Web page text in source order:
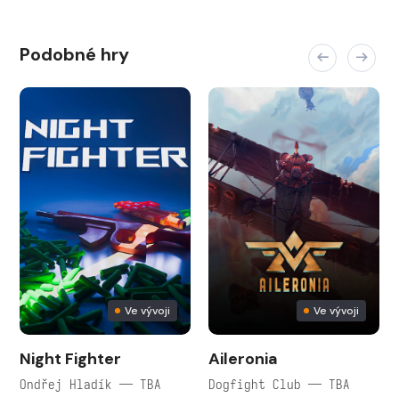
Podobné hry
Ve vývoji
Night Fighter
Ondřej Hladík — TBA
Ve vývoji
Aileronia
Dogfight Club — TBA